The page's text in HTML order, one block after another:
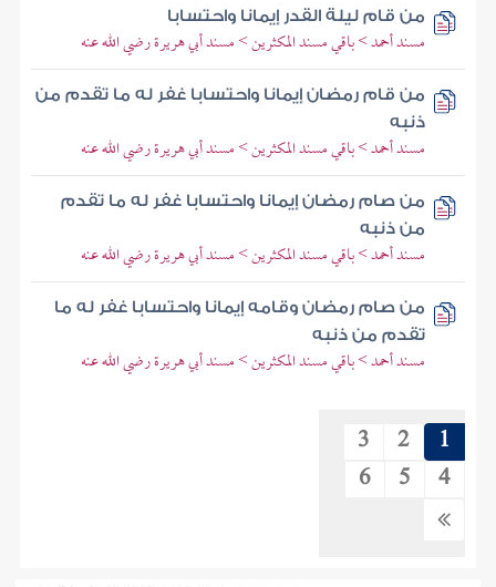
من قام ليلة القدر إيمانا واحتسابا
مسند أحمد > باقي مسند المكثرين > مسند أبي هريرة رضي الله عنه
من قام رمضان إيمانا واحتسابا غفر له ما تقدم من
ذنبه
مسند أحمد > باقي مسند المكثرين > مسند أبي هريرة رضي الله عنه
من صام رمضان إيمانا واحتسابا غفر له ما تقدم
من ذنبه
مسند أحمد > باقي مسند المكثرين > مسند أبي هريرة رضي الله عنه
من صام رمضان وقامه إيمانا واحتسابا غفر له ما
تقدم من ذنبه
مسند أحمد > باقي مسند المكثرين > مسند أبي هريرة رضي الله عنه
1
2
3
4
5
6